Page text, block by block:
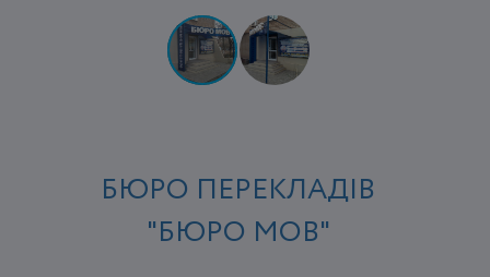
БЮРО ПЕРЕКЛАДІВ
"БЮРО МОВ"